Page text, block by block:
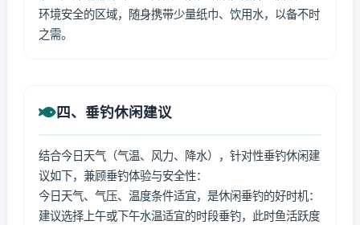
环境安全的区域，随身携带少量纸巾、饮用水，以备不时
之需。
四、垂钓休闲建议
结合今日天气（气温、风力、降水），针对性垂钓休闲建
议如下，兼顾垂钓体验与安全性：
今日天气、气压、温度条件适宜，是休闲垂钓的好时机：
建议选择上午或下午水温适宜的时段垂钓，此时鱼活跃度